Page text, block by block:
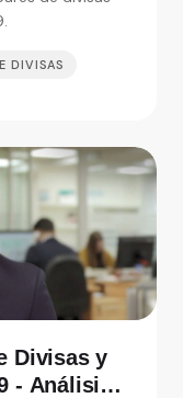
DIVISAS
Divisas y
- Análisis